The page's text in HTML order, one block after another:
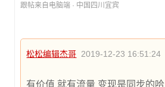
跟帖来自电脑端 · 中国四川宜宾
松松编辑杰哥 2019-12-23 16:51:24
有价值 就有流量 变现是同步的哈